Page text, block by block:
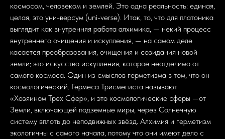
космосом, человеком и землей. Это одна реальность: единая,
целая, это уни-версум (uni-verse). Итак, то, что для платоника
выглядит как внутренняя работа алхимика, — некий процесс
внутреннего очищения и искупления, — на самом деле
касается преобразования, очищения и созидания новой
земли; это искусство искупления, которое неотделимо от
самого космоса. Один из смыслов герметизма в том, что он
космологический. Гермеса Трисмегиста называют
«Хозяином Трех Сфер», и это космологические сферы —от
Земли, включающей подземные миры, через Солнечную
систему вплоть до неподвижных звёзд. Алхимия и герметизм
экологичны с самого начала, потому что они имеют дело с